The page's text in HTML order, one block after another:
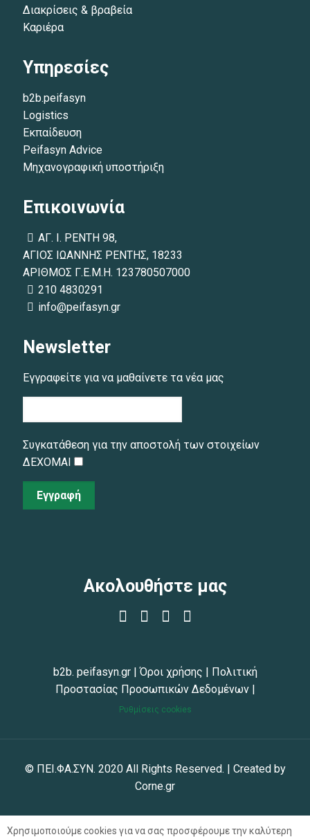
Διακρίσεις & βραβεία
Καριέρα
Υπηρεσίες
b2b.peifasyn
Logistics
Εκπαίδευση
Peifasyn Advice
Μηχανογραφική υποστήριξη
Επικοινωνία
ΑΓ. Ι. ΡΕΝΤΗ 98,
ΑΓΙΟΣ ΙΩΑΝΝΗΣ ΡΕΝΤΗΣ, 18233
ΑΡΙΘΜΟΣ Γ.Ε.Μ.Η. 123780507000
210 4830291
info@peifasyn.gr
Newsletter
Εγγραφείτε για να μαθαίνετε τα νέα μας
Συγκατάθεση για την αποστολή των στοιχείων
ΔΕΧΟΜΑΙ
Εγγραφή
Ακολουθήστε μας
b2b. peifasyn.gr|Όροι χρήσης | Πολιτική
Προστασίας Προσωπικών Δεδομένων|
Ρυθμίσεις cookies
© ΠΕΙ.ΦΑ.ΣΥΝ. 2020 All Rights Reserved. | Created by
Corne.gr
Χρησιμοποιούμε cookies για να σας προσφέρουμε την καλύτερη